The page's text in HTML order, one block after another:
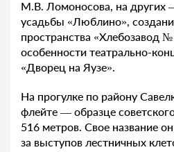
М.В. Ломоносова, на других
усадьбы «Люблино»,
пространства «Хлебозавод
особенности театрально-
«Дворец на Яузе».
На прогулке по району
флейте — образце
516 метров. Свое название
за выступов лестничных